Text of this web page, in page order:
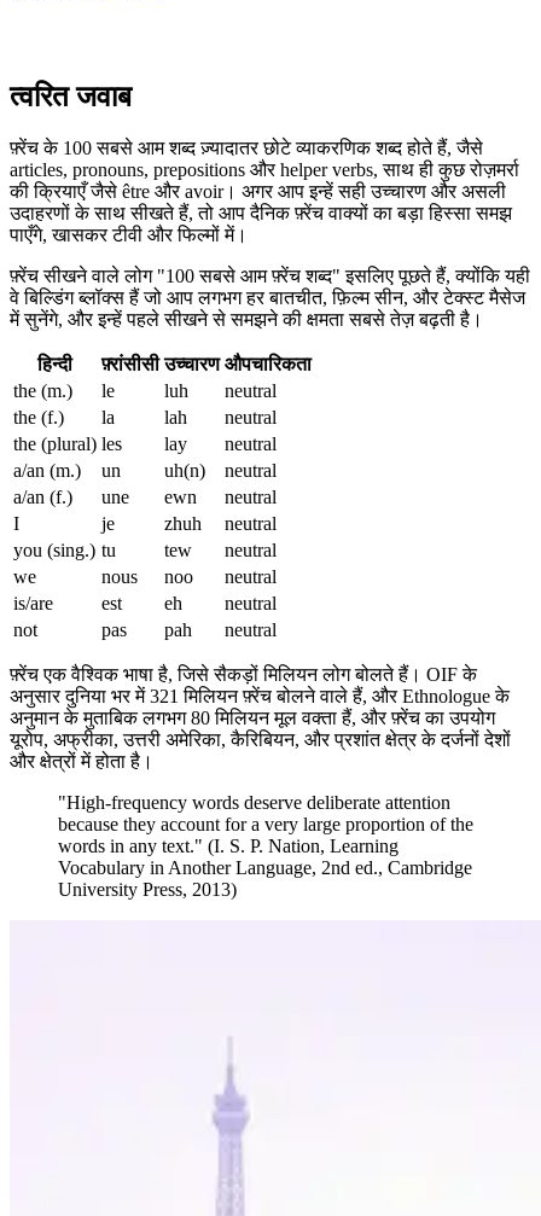
त्वरित जवाब
फ़्रेंच के 100 सबसे आम शब्द ज़्यादातर छोटे व्याकरणिक शब्द होते हैं, जैसे
articles, pronouns, prepositions और helper verbs, साथ ही कुछ रोज़मर्रा
की क्रियाएँ जैसे être और avoir। अगर आप इन्हें सही उच्चारण और असली
उदाहरणों के साथ सीखते हैं, तो आप दैनिक फ़्रेंच वाक्यों का बड़ा हिस्सा समझ
पाएँगे, खासकर टीवी और फिल्मों में।
फ़्रेंच सीखने वाले लोग "100 सबसे आम फ़्रेंच शब्द" इसलिए पूछते हैं, क्योंकि यही
वे बिल्डिंग ब्लॉक्स हैं जो आप लगभग हर बातचीत, फ़िल्म सीन, और टेक्स्ट मैसेज
में सुनेंगे, और इन्हें पहले सीखने से समझने की क्षमता सबसे तेज़ बढ़ती है।
हिन्दी फ़्रांसीसी उच्चारण औपचारिकता
the (m.)
le luh
neutral
the (f.)
la lah
neutral
the (plural) les lay
neutral
a/an (m.)
un uh(n)
neutral
a/an (f.)
une ewn
neutral
I
je zhuh
neutral
you (sing.) tu tew
neutral
we
nous noo
neutral
is/are
est eh
neutral
not
pas pah neutral
फ़्रेंच एक वैश्विक भाषा है, जिसे सैकड़ों मिलियन लोग बोलते हैं। OIF के
अनुसार दुनिया भर में 321 मिलियन फ़्रेंच बोलने वाले हैं, और Ethnologue के
अनुमान के मुताबिक लगभग 80 मिलियन मूल वक्ता हैं, और फ़्रेंच का उपयोग
यूरोप, अफ्रीका, उत्तरी अमेरिका, कैरिबियन, और प्रशांत क्षेत्र के दर्जनों देशों
और क्षेत्रों में होता है।
"High-frequency words deserve deliberate attention
because they account for a very large proportion of the
words in any text." (I. S. P. Nation, Learning
Vocabulary in Another Language, 2nd ed., Cambridge
University Press, 2013)